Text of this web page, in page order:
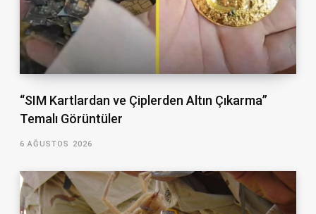
“SIM Kartlardan ve Çiplerden Altın Çıkarma”
Temalı Görüntüler
6 AĞUSTOS 2026